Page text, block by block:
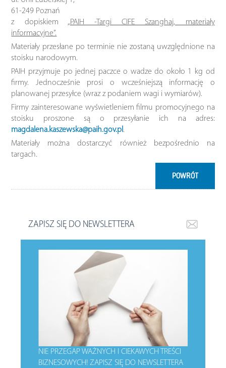
61-249 Poznań
z dopiskiem „PAIH -Targi CIFE Szanghaj, materiały
informacyjne”.
Materiały przesłane po terminie nie zostaną uwzględnione na
stoisku narodowym.
PAIH przyjmuje po jednej paczce o wadze do około 1 kg od
firmy. Jednocześnie prosi o wcześniejszą informację o
planowanej przesyłce (wraz z podaniem wagi i wymiarów).
Firmy zainteresowane wyświetleniem filmu promocyjnego na
stoisku proszone są o przesyłanie ich na adres:
magdalena.kaszewska@paih.gov.pl .
Materiały można dostarczyć również bezpośrednio na
targach.
POWRÓT
ZAPISZ SIĘ DO NEWSLETTERA
NIE PRZEGAP WAŻNYCH I CIEKAWYCH TREŚCI
BIZNESOWYCH!ZAPISZ SIĘ DO NEWSLETTERA